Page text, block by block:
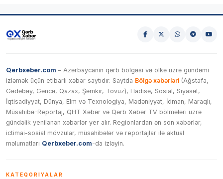
Qerbxeber.com – Azərbaycanın qərb bölgəsi və ölkə üzrə gündəmi
izləmək üçün etibarlı xəbər saytıdır. Saytda Bölgə xəbərləri (Ağstafa,
Gədəbəy, Gəncə, Qazax, Şəmkir, Tovuz), Hadisə, Sosial, Siyasət,
İqtisadiyyat, Dünya, Elm və Texnologiya, Mədəniyyət, İdman, Maraqlı,
Müsahibə-Reportaj, QHT Xəbər və Qərb Xəbər TV bölmələri üzrə
gündəlik yenilənən xəbərlər yer alır. Regionlardan ən son xəbərlər,
ictimai-sosial mövzular, müsahibələr və reportajlar ilə aktual
məlumatları Qerbxeber.com-da izləyin.
KATEQORIYALAR